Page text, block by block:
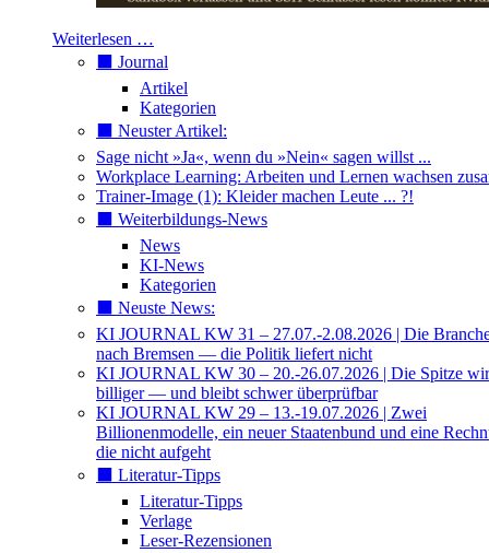
Weiterlesen …
⬛️ Journal
Artikel
Kategorien
⬛️ Neuster Artikel:
Sage nicht »Ja«, wenn du »Nein« sagen willst ...
Workplace Learning: Arbeiten und Lernen wachsen
Trainer-Image (1): Kleider machen Leute ... ?!
⬛️ Weiterbildungs-News
News
KI-News
Kategorien
⬛️ Neuste News:
KI JOURNAL KW 31 – 27.07.-2.08.2026 | Die
nach Bremsen — die Politik liefert nicht
KI JOURNAL KW 30 – 20.-26.07.2026 | Die Spitze
billiger — und bleibt schwer überprüfbar
KI JOURNAL KW 29 – 13.-19.07.2026 | Zwei
Billionenmodelle, ein neuer Staatenbund und eine
die nicht aufgeht
⬛️ Literatur-Tipps
Literatur-Tipps
Verlage
Leser-Rezensionen